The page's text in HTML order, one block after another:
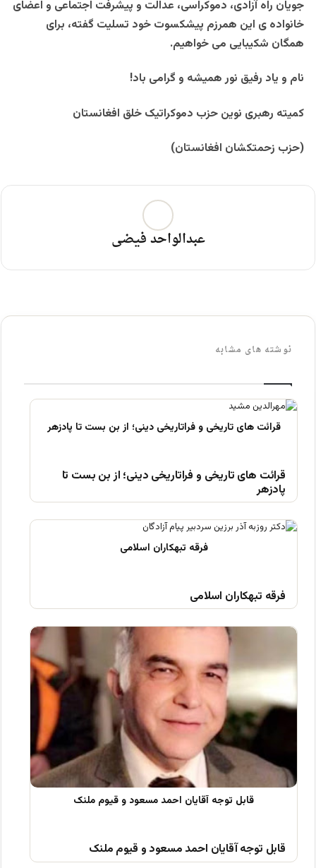
جویان راه آزادی، دموکراسی، عدالت و پیشرفت اجتماعی و اعضای
خانواده ی این همرزم پیشکسوت خود تسليت گفته، برای
همگان شکیبایی می خواهیم.
نام و یاد رفیق نور همیشه و گرامی باد!
کميته رهبری نوین حزب دموکراتيک خلق افغانستان
(حزب زحمتکشان افغانستان)
عبدالواحد فیضی
نوشته های مشابه
قرائت های تاریخی و فراتاریخی دینی؛ از بن بست تا
پادزهر
فرقه تبهکاران اسلامی
قابل توجه آقایان احمد مسعود و قیوم ملنک